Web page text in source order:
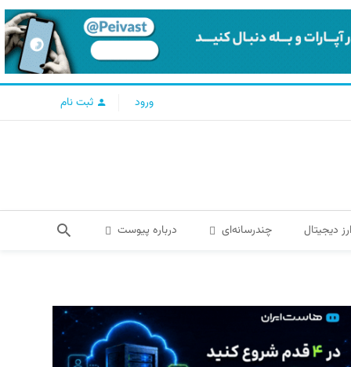
ورود ثبت نام
ارز دیجیتال چندرسانه‌ای درباره پیوست